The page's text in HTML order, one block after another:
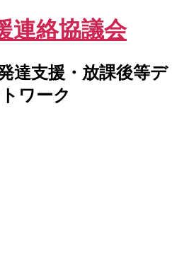
連絡協議会
達支援・放課後等デ
ワーク